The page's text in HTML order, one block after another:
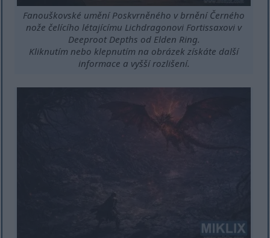
Fanouškovské umění Poskvrněného v brnění Černého
nože čelícího létajícímu Lichdragonovi Fortissaxovi v
Deeproot Depths od Elden Ring.
Kliknutím nebo klepnutím na obrázek získáte další
informace a vyšší rozlišení.